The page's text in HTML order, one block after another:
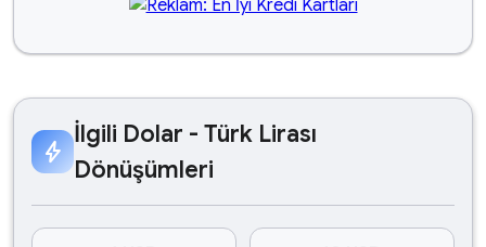
bolt
İlgili Dolar - Türk Lirası
Dönüşümleri